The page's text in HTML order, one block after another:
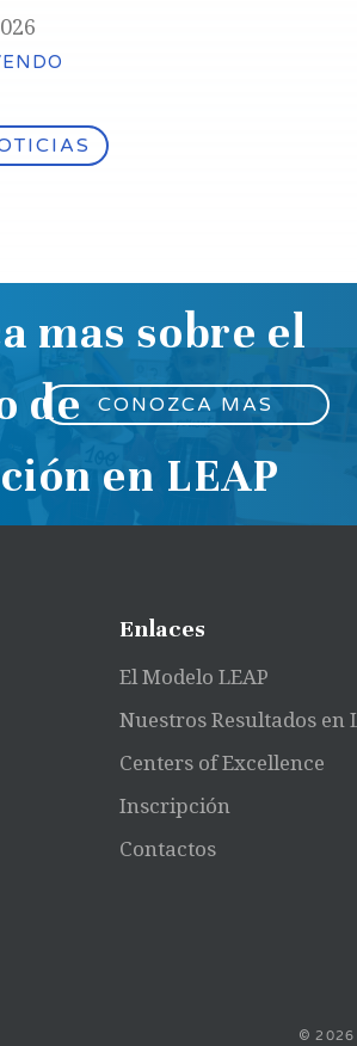
mas sobre el
de
en LEAP
CONOZCA MAS
Enlaces
El Modelo LEAP
Nuestros Resultados en
Centers of Excellence
Inscripción
Contactos
© 2026